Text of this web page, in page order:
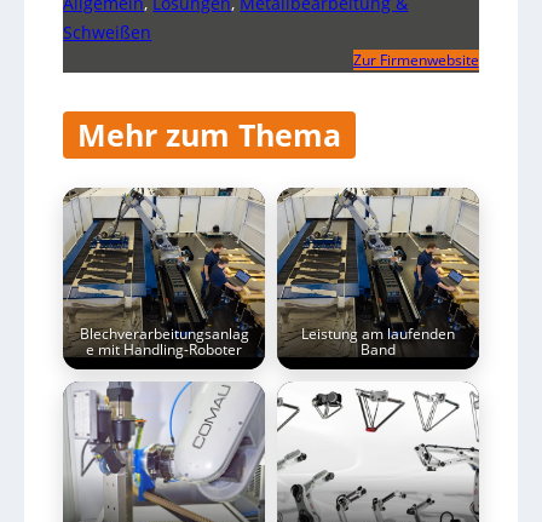
Schweißen
Zur Firmenwebsite
Mehr zum Thema
Blechverarbeitungsanlag
e mit Handling-Roboter
Leistung am laufenden
Band